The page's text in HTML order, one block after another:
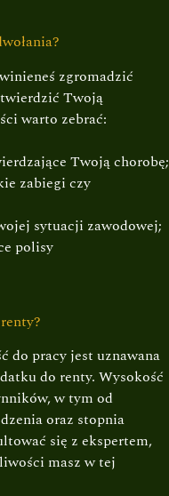
zgromadzić
Twoją
warto zebrać:
Twoją chorobę;
zabiegi czy
sytuacji zawodowej;
polisy
do pracy jest uznawana
do renty. Wysokość
w tym od
oraz stopnia
się z ekspertem,
masz w tej